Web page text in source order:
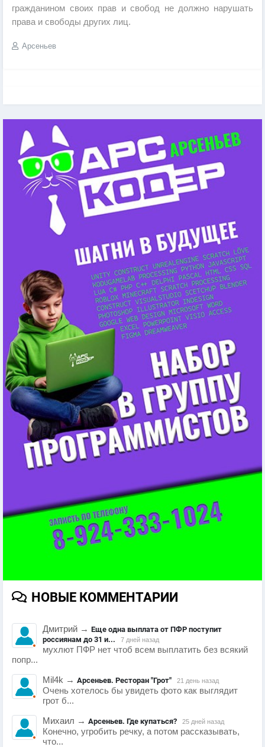
гражданином своих прав и свобод не должно нарушать
права и свободы других лиц.
Арсеньев
НОВЫЕ КОММЕНТАРИИ
Дмитрий → Еще одна выплата от ПФР поступит
россиянам до 31 и...
7 дней назад
мухлют ПФР нет чтоб всем выплатить без всякий
попр...
Mil4k → Арсеньев. Ресторан "Грот" 21 день назад
Очень хотелось бы увидеть фото как выглядит
грот б...
Михаил → Арсеньев. Где купаться? 25 дней назад
Конечно, угробить речку, а потом рассказывать,
что...